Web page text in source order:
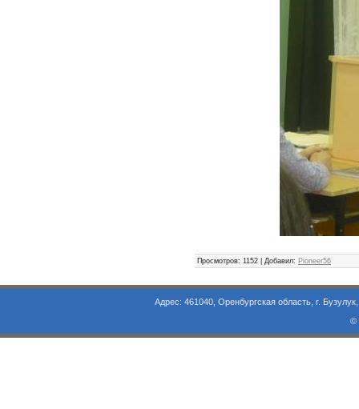
Просмотров: 1152 | Добавил: Pioneer56
Адрес: 461040, Оренбургская область, г. Бузулук, ул.
©